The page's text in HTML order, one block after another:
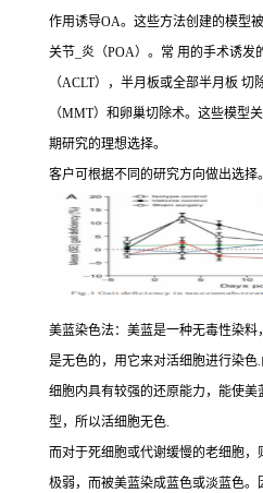
作用诱导OA。这些方法创建的模型
关节_炎（POA）。常 用的手术诱
（ACLT），半月板或全部半月板
（MMT）和卵巢切除术。这些模型
期研究的理想选择。
客户可根据不同的研究方向做出选择。
美蓝染色法：美蓝是一种无毒性染
是无色的，用它来对活细胞进行染
细胞内具有较强的还原能力，能使
型，所以活细胞无色.
而对于死细胞或代谢缓慢的老细胞
极弱，而被美蓝染成蓝色或淡蓝色